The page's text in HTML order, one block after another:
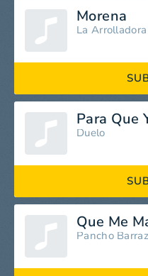
Morena
Para Que
Duelo
Que Me
Pancho